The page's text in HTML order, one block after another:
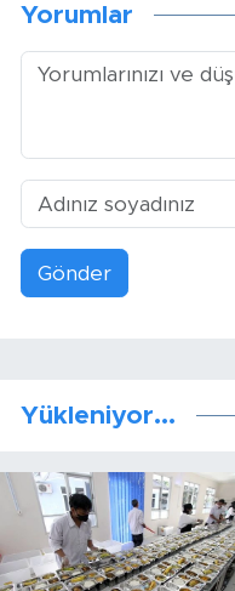
Yorumlar
Gönder
Yükleniyor...